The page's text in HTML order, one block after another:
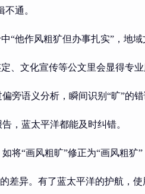
通。
“他作风粗犷但办事扎实”，地
、文化宣传等公文里会显得专
旁语义分析，瞬间识别“旷”的
，蓝太平洋都能及时纠错。
如将“画风粗旷”修正为“画风粗犷
差异。有了蓝太平洋的护航，